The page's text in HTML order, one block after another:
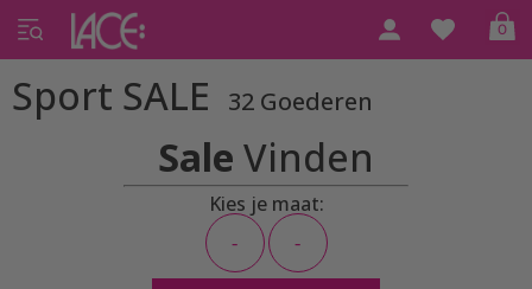
0
Home Sport
Sport SALE 32 Goederen
Sale Vinden
Kies je maat: